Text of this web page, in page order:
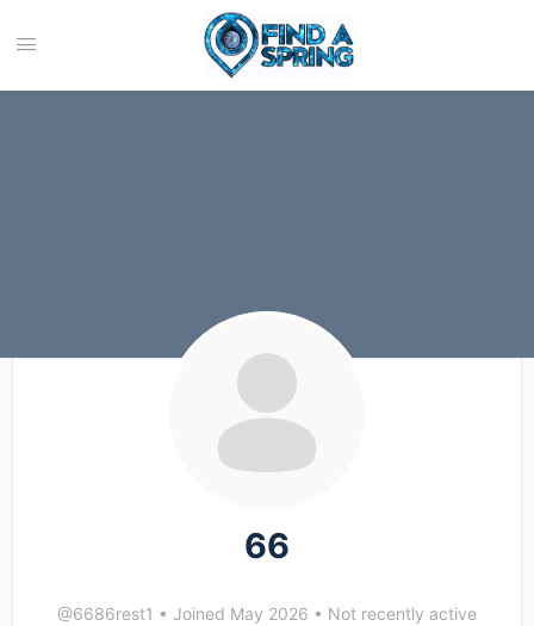
66
@6686rest1 • Joined May 2026 • Not recently active